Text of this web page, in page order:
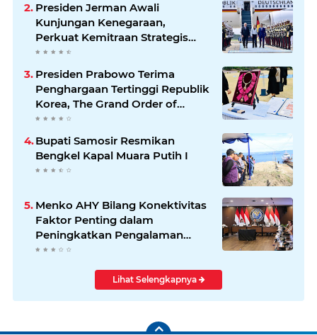
Presiden Jerman Awali
Kunjungan Kenegaraan,
Perkuat Kemitraan Strategis
Indonesia–Jerman
Presiden Prabowo Terima
Penghargaan Tertinggi Republik
Korea, The Grand Order of
Mugunghwa
Bupati Samosir Resmikan
Bengkel Kapal Muara Putih I
Menko AHY Bilang Konektivitas
Faktor Penting dalam
Peningkatkan Pengalaman
Wisatawan
Lihat Selengkapnya